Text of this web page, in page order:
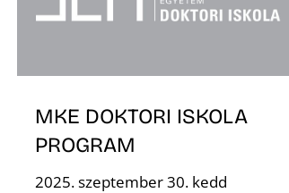
MKE DOKTORI ISKOLA
PROGRAM
2025. szeptember 30. kedd